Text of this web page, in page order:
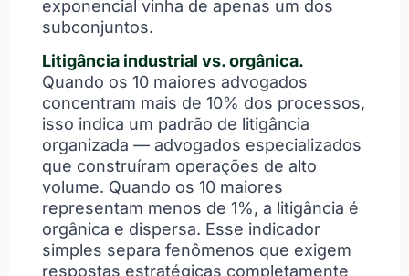
exponencial vinha de apenas um dos
subconjuntos.
Litigância industrial vs. orgânica.
Quando os 10 maiores advogados
concentram mais de 10% dos processos,
isso indica um padrão de litigância
organizada — advogados especializados
que construíram operações de alto
volume. Quando os 10 maiores
representam menos de 1%, a litigância é
orgânica e dispersa. Esse indicador
simples separa fenômenos que exigem
respostas estratégicas completamente